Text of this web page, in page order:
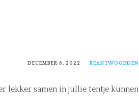
DECEMBER 6, 2022 BEANTWOORDEN
lekker samen in jullie tentje kunnen